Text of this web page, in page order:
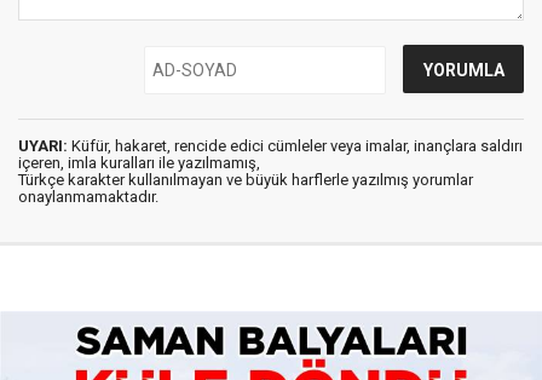
UYARI: Küfür, hakaret, rencide edici cümleler veya imalar, inançlara saldırı
içeren, imla kuralları ile yazılmamış,
Türkçe karakter kullanılmayan ve büyük harflerle yazılmış yorumlar
onaylanmamaktadır.